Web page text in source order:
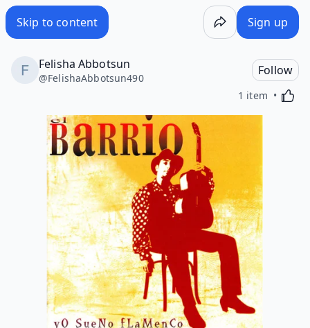
Skip to content Sign up
Felisha Abbotsun
@FelishaAbbotsun490
Follow
1 item